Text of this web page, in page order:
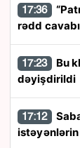
17:36
rədd
17:23
dəyişdirildi
17:12